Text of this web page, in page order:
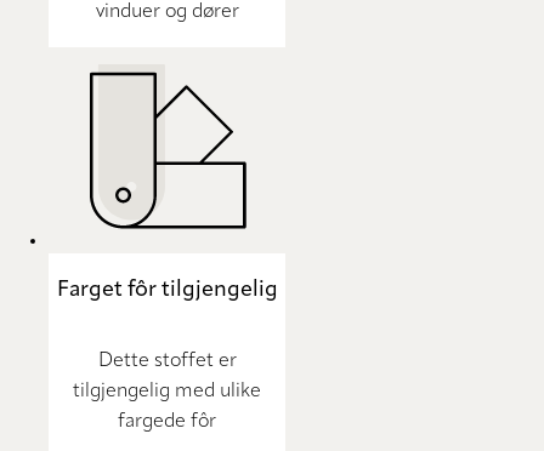
vinduer og dører
Farget fôr tilgjengelig
Dette stoffet er
tilgjengelig med ulike
fargede fôr